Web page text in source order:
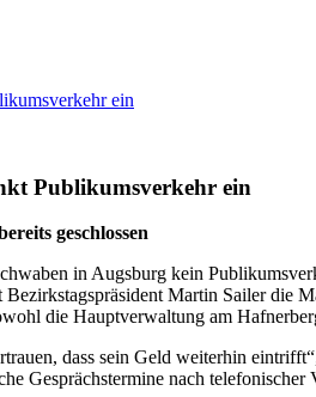
ein
Publikumsverkehr ein
geschlossen
in Augsburg kein
Martin Sailer die
die Hauptverwaltung am
dass sein Geld weiterhin
Gesprächstermine nach